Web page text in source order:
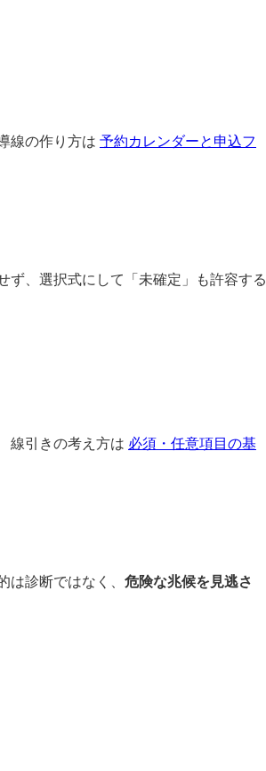
線の作り方は 予約カレンダーと申込フ
ず、選択式にして「未確定」も許容する
線引きの考え方は 必須・任意項目の基
診断ではなく、 危険な兆候を見逃さ